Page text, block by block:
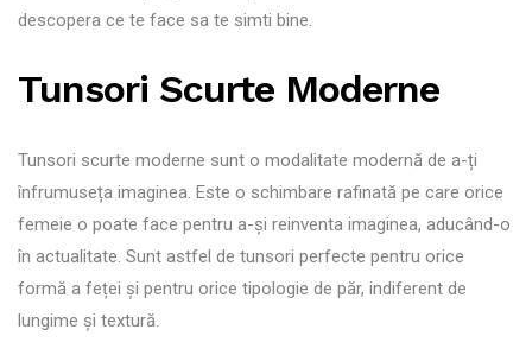
descopera ce te face sa te simti bine.
Tunsori Scurte Moderne
Tunsori scurte moderne sunt o modalitate modernă de a-ți
înfrumuseța imaginea. Este o schimbare rafinată pe care orice
femeie o poate face pentru a-și reinventa imaginea, aducând-o
în actualitate. Sunt astfel de tunsori perfecte pentru orice
formă a feței și pentru orice tipologie de păr, indiferent de
lungime și textură.